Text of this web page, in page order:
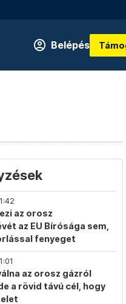
Belépés
az orosz
az EU Bírósága sem,
fenyeget
az orosz gázról
a rövid távú cél, hogy